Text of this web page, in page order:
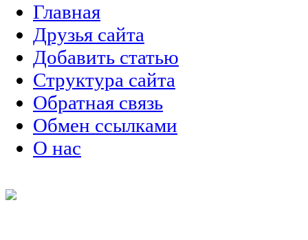
Главная
Друзья сайта
Добавить статью
Структура сайта
Обратная связь
Обмен ссылками
О нас